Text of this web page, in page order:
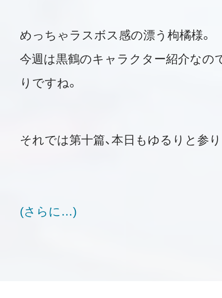
めっちゃラスボス感の漂う枸橘様。
今週は黒鶴のキャラクター紹介なの
りですね。
それでは第十篇、本日もゆるりと参
(さらに…)